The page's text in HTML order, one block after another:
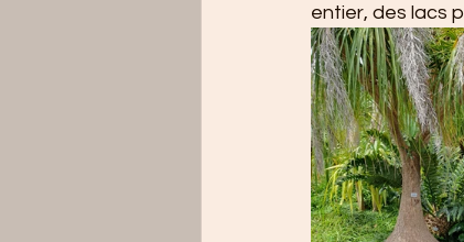
entier, des lacs